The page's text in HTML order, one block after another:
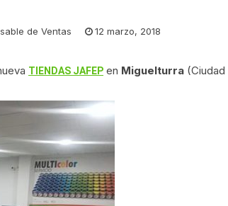
de Ventas 12 marzo, 2018
TIENDAS JAFEP en Miguelturra (Ciudad